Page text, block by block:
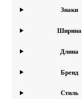
Знаки
Ширина
Длина
Бренд
Стиль